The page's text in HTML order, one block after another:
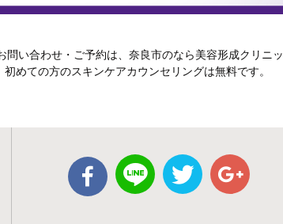
い合わせ・ご予約は、奈良市のなら美容形成クリニッ
めての方のスキンケアカウンセリングは無料です。